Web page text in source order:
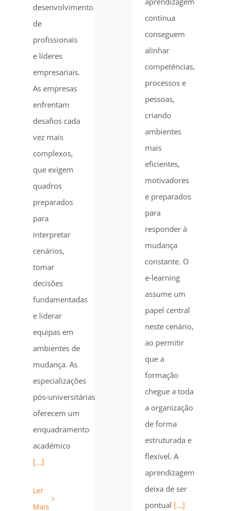
desenvolvimento
de
profissionais
e líderes
empresariais.
As empresas
enfrentam
desafios cada
vez mais
complexos,
que exigem
quadros
preparados
para
interpretar
cenários,
tomar
decisões
fundamentadas
e liderar
equipas em
ambientes de
mudança. As
especializações
pós‑universitárias
oferecem um
enquadramento
académico
[...]
Ler
Mais
contínua
conseguem
alinhar
competências,
processos e
pessoas,
criando
ambientes
mais
eficientes,
motivadores
e preparados
para
responder à
mudança
constante. O
e‑learning
assume um
papel central
neste cenário,
ao permitir
que a
formação
chegue a toda
a organização
de forma
estruturada e
flexível. A
aprendizagem
deixa de ser
pontual [...]